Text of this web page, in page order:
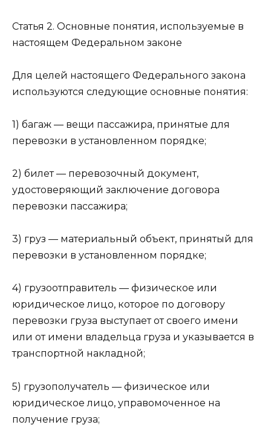
Статья 2. Основные понятия, используемые в
настоящем Федеральном законе
Для целей настоящего Федерального закона
используются следующие основные понятия:
1) багаж — вещи пассажира, принятые для
перевозки в установленном порядке;
2) билет — перевозочный документ,
удостоверяющий заключение договора
перевозки пассажира;
3) груз — материальный объект, принятый для
перевозки в установленном порядке;
4) грузоотправитель — физическое или
юридическое лицо, которое по договору
перевозки груза выступает от своего имени
или от имени владельца груза и указывается в
транспортной накладной;
5) грузополучатель — физическое или
юридическое лицо, управомоченное на
получение груза;